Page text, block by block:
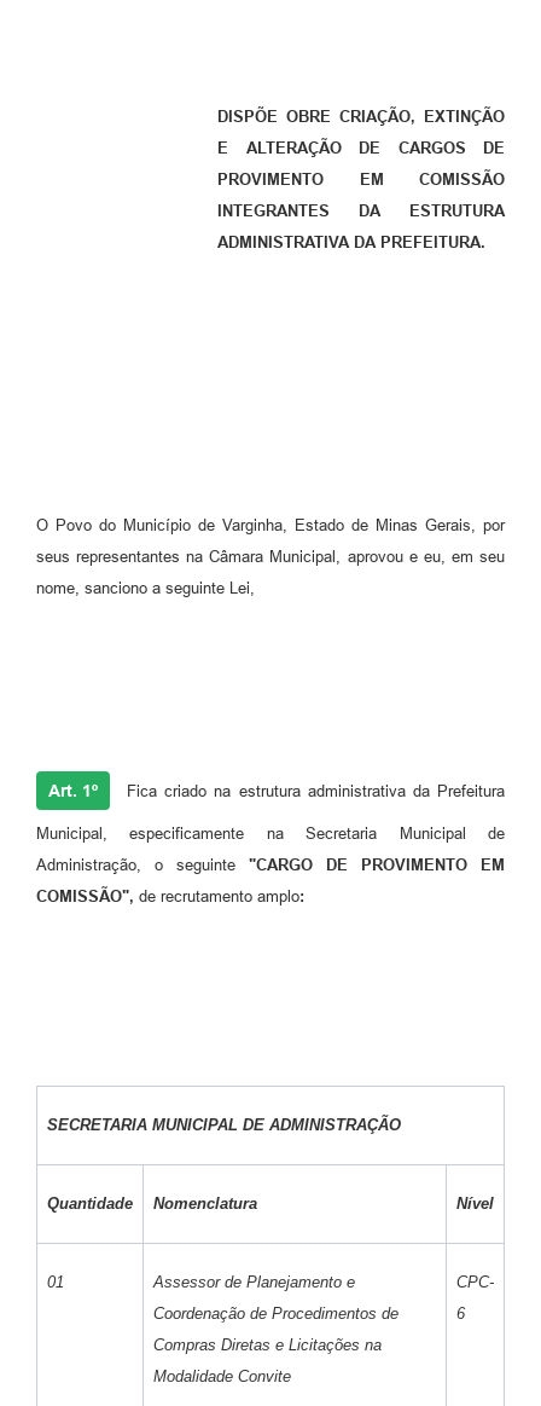
DISPÕE OBRE CRIAÇÃO, EXTINÇÃO
E ALTERAÇÃO DE CARGOS DE
PROVIMENTO EM COMISSÃO
INTEGRANTES DA ESTRUTURA
ADMINISTRATIVA DA PREFEITURA.
O Povo do Município de Varginha, Estado de Minas Gerais, por
seus representantes na Câmara Municipal, aprovou e eu, em seu
nome, sanciono a seguinte Lei,
Art. 1º Fica criado na estrutura administrativa da Prefeitura
Municipal, especificamente na Secretaria Municipal de
Administração, o seguinte "CARGO DE PROVIMENTO EM
COMISSÃO", de recrutamento amplo:
SECRETARIA MUNICIPAL DE ADMINISTRAÇÃO
Quantidade Nomenclatura Nível
01
Assessor de Planejamento e
Coordenação de Procedimentos de
Compras Diretas e Licitações na
Modalidade Convite
CPC-
6